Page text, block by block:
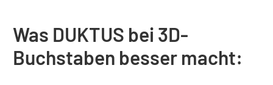
Was DUKTUS bei 3D-
Buchstaben besser macht: